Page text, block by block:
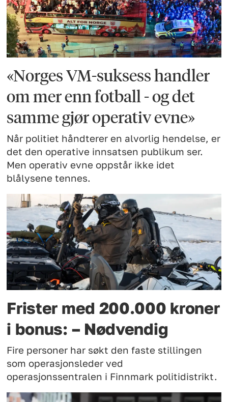
«Norges VM-suksess handler
om mer enn fotball - og det
samme gjør operativ evne»
Når politiet håndterer en alvorlig hendelse, er
det den operative innsatsen publikum ser.
Men operativ evne oppstår ikke idet
blålysene tennes.
Frister med 200.000 kroner
i bonus: – Nødvendig
Fire personer har søkt den faste stillingen
som operasjonsleder ved
operasjonssentralen i Finnmark politidistrikt.